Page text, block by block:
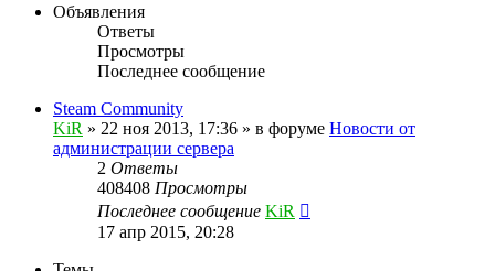
Объявления
Ответы
Просмотры
Последнее сообщение
Steam Community
KiR » 22 ноя 2013, 17:36 » в форуме Новости от
администрации сервера
2 Ответы
408408 Просмотры
Последнее сообщение KiR
17 апр 2015, 20:28